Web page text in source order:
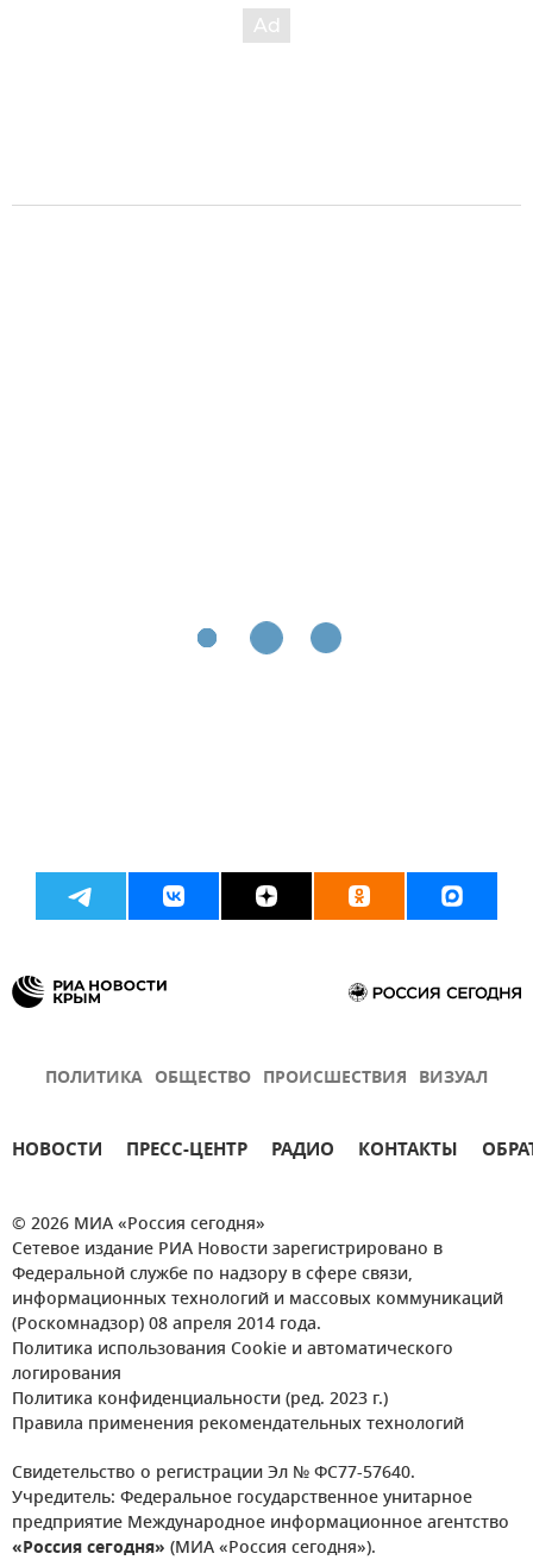
ПОЛИТИКА ОБЩЕСТВО ПРОИСШЕСТВИЯ ВИЗУАЛ
НОВОСТИ ПРЕСС-ЦЕНТР РАДИО КОНТАКТЫ
© 2026 МИА «Россия сегодня»
Сетевое издание РИА Новости зарегистрировано в
Федеральной службе по надзору в сфере связи,
информационных технологий и массовых коммуникаций
(Роскомнадзор) 08 апреля 2014 года.
Политика использования Cookie и автоматического
логирования
Политика конфиденциальности (ред. 2023 г.)
Правила применения рекомендательных технологий
Свидетельство о регистрации Эл № ФС77-57640.
Учредитель: Федеральное государственное унитарное
предприятие Международное информационное агентство
«Россия сегодня» (МИА «Россия сегодня»).